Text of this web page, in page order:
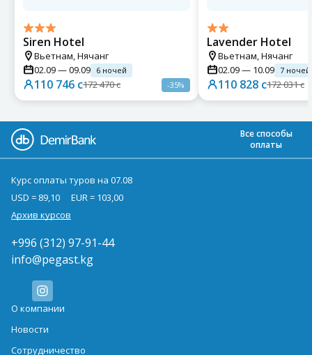
Siren Hotel
Вьетнам,Нячанг
02.09—09.09 6 ночей
110 746 с172 470 с -35%
Lavender Hotel
Вьетнам,Нячанг
02.09— 10.09 7 ночей
110 828 с172 031 с
Все способы
оплаты
Курс оплаты туров на 07.08
USD = 89,10
EUR = 103,00
Архив курсов
+996 (312) 97-91-44
info@pegast.kg
О компании
Новости
Сотрудничество